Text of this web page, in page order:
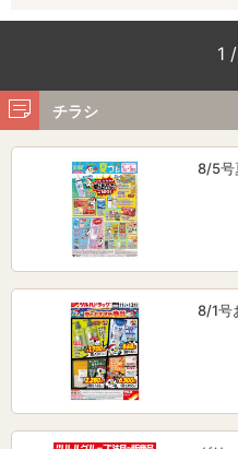
1
チラシ
8/5号
8/1号